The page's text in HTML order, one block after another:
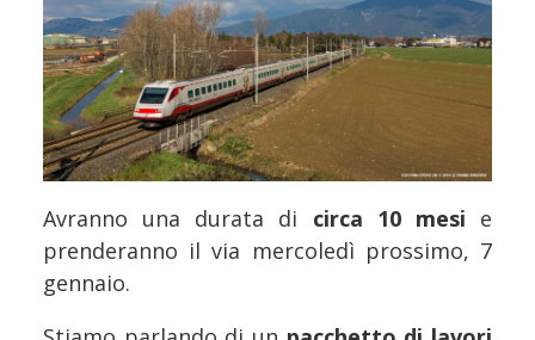
Avranno una durata di circa 10 mesi e
prenderanno il via mercoledì prossimo, 7
gennaio.